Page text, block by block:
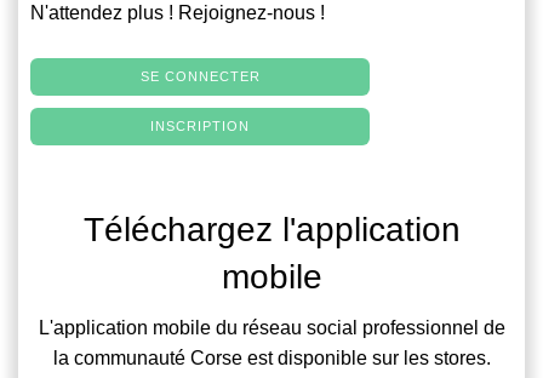
N'attendez plus ! Rejoignez-nous !
SE CONNECTER
INSCRIPTION
Téléchargez l'application
mobile
L'application mobile du réseau social professionnel de
la communauté Corse est disponible sur les stores.